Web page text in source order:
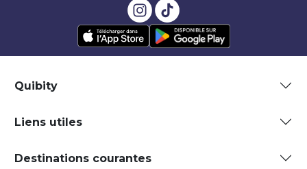
Quibity
Liens utiles
Destinations courantes